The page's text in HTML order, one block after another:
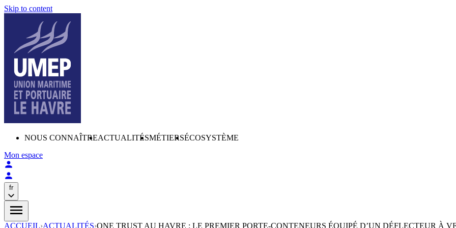
Skip to content
NOUS CONNAÎTREACTUALITÉSMÉTIERSÉCOSYSTÈME
Mon espace
fr
ACCUEIL›ACTUALITÉS›ONE TRUST AU HAVRE : LE PREMIER PORTE-CONTENEURS ÉQUIPÉ D’UN DÉFLECTEUR À